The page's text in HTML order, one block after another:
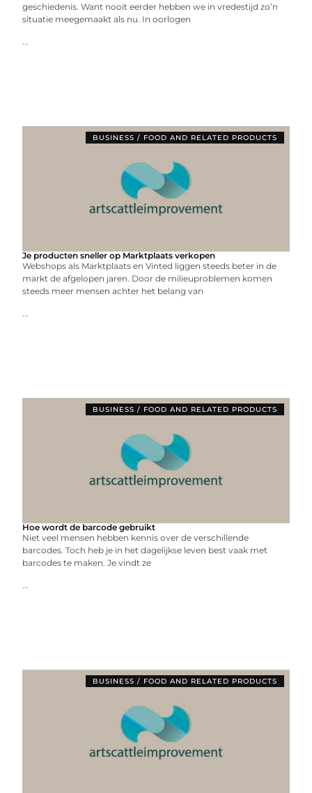
geschiedenis. Want nooit eerder hebben we in vredestijd zo’n
situatie meegemaakt als nu. In oorlogen
...
BUSINESS / FOOD AND RELATED PRODUCTS
Je producten sneller op Marktplaats verkopen
Webshops als Marktplaats en Vinted liggen steeds beter in de
markt de afgelopen jaren. Door de milieuproblemen komen
steeds meer mensen achter het belang van
...
BUSINESS / FOOD AND RELATED PRODUCTS
Hoe wordt de barcode gebruikt
Niet veel mensen hebben kennis over de verschillende
barcodes. Toch heb je in het dagelijkse leven best vaak met
barcodes te maken. Je vindt ze
...
BUSINESS / FOOD AND RELATED PRODUCTS